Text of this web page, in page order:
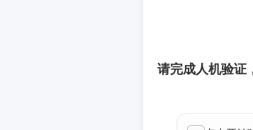
请完成人机验证